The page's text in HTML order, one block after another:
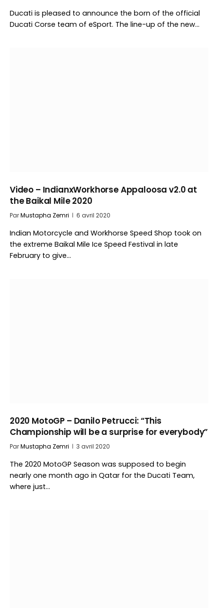
Ducati is pleased to announce the born of the official
Ducati Corse team of eSport. The line-up of the new…
Video – IndianxWorkhorse Appaloosa v2.0 at
the Baikal Mile 2020
ParMustapha Zemri 6 avril 2020
Indian Motorcycle and Workhorse Speed Shop took on
the extreme Baikal Mile Ice Speed Festival in late
February to give…
2020 MotoGP – Danilo Petrucci: “This
Championship will be a surprise for everybody”
ParMustapha Zemri 3 avril 2020
The 2020 MotoGP Season was supposed to begin
nearly one month ago in Qatar for the Ducati Team,
where just…